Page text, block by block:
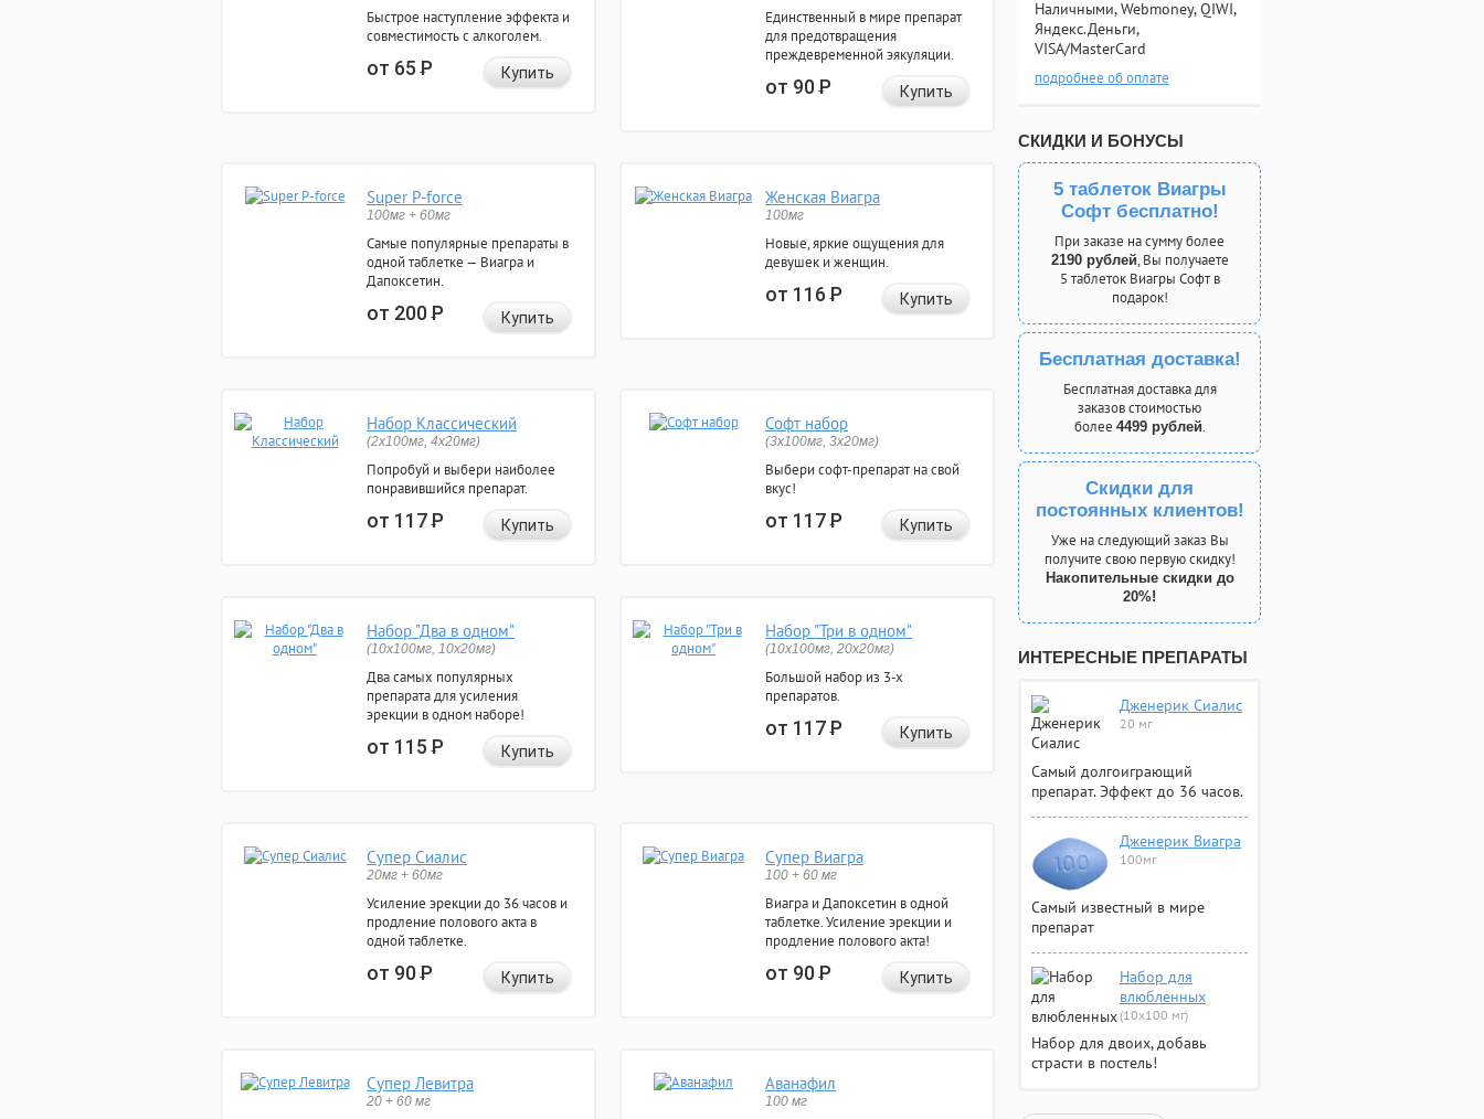
Быстрое наступление эффекта и
совместимость с алкоголем.
от 65Р Купить
Единственный в мире препарат
для предотвращения
преждевременной эякуляции.
от 90Р Купить
Super P-force
100мг + 60мг
Самые популярные препараты в
одной таблетке — Виагра и
Дапоксетин.
от 200Р Купить
Женская Виагра
100мг
Новые, яркие ощущения для
девушек и женщин.
от 116Р Купить
Набор Классический
(2x100мг, 4x20мг)
Попробуй и выбери наиболее
понравившийся препарат.
от 117Р Купить
Софт набор
(3x100мг, 3x20мг)
Выбери софт-препарат на свой
вкус!
от 117Р Купить
Набор "Два в одном"
(10x100мг, 10x20мг)
Два самых популярных
препарата для усиления
эрекции в одном наборе!
от 115Р Купить
Набор "Три в одном"
(10x100мг, 20x20мг)
Большой набор из 3-х
препаратов.
от 117Р Купить
Супер Сиалис
20мг + 60мг
Усиление эрекции до 36 часов и
продление полового акта в
одной таблетке.
от 90Р Купить
Супер Виагра
100 + 60 мг
Виагра и Дапоксетин в одной
таблетке. Усиление эрекции и
продление полового акта!
от 90Р Купить
Супер Левитра
20 + 60 мг
Аванафил
100 мг
Наличными, Webmoney, QIWI,
Яндекс.Деньги,
VISA/MasterCard
подробнее об оплате
СКИДКИ И БОНУСЫ
5 таблеток Виагры
Софт бесплатно!
При заказе на сумму более
2190 рублей, Вы получаете
5 таблеток Виагры Софт в
подарок!
Бесплатная доставка!
Бесплатная доставка для
заказов стоимостью
более 4499 рублей.
Скидки для
постоянных клиентов!
Уже на следующий заказ Вы
получите свою первую скидку!
Накопительные скидки до
20%!
ИНТЕРЕСНЫЕ ПРЕПАРАТЫ
Дженерик Сиалис
20 мг
Самый долгоиграющий
препарат. Эффект до 36 часов.
Дженерик Виагра
100мг
Самый известный в мире
препарат
Набор для
влюбленных
(10х100 мг)
Набор для двоих, добавь
страсти в постель!